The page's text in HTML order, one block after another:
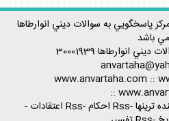
پاسخگويي به سوالات ديني انوارطاها
مي باشد
ديني انوارطاها 30001939
www.anvartaha.com ::
::
-Rss احكام -Rss اعتقادات
-